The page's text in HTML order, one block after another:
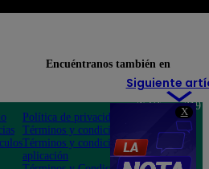
X
Siguiente
Encuéntranos también en
Política de privacidad
Términos y condiciones
Términos y condiciones
aplicación
Teléfono: 219
Av. San
Felipe 968
Jesús María